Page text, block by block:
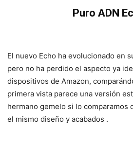
Puro ADN
El nuevo Echo ha evolucionado en
pero no ha perdido el aspecto ya
dispositivos de Amazon,
primera vista parece una versión
hermano gemelo si lo comparamos
el mismo diseño y acabados .